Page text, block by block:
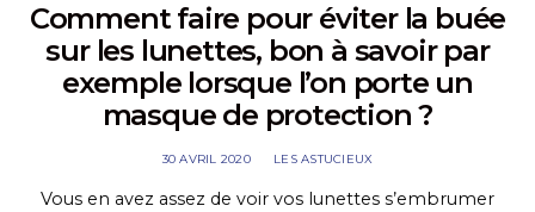
Comment faire pour éviter la buée
sur les lunettes, bon à savoir par
exemple lorsque l’on porte un
masque de protection ?
30 AVRIL 2020 LES ASTUCIEUX
Vous en avez assez de voir vos lunettes s’embrumer